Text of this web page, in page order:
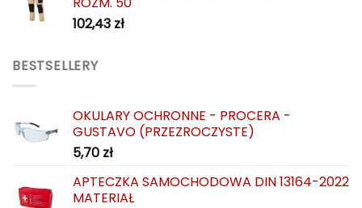
102,43 zł
BESTSELLERY
OKULARY OCHRONNE - PROCERA -
GUSTAVO (PRZEZROCZYSTE)
5,70 zł
APTECZKA SAMOCHODOWA DIN 13164-2022
MATERIAŁ